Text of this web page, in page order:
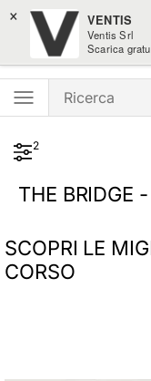
× VENTIS
Ventis Srl
Scarica
Ventis -
2
THE BRIDGE
SCOPRI LE
CORSO